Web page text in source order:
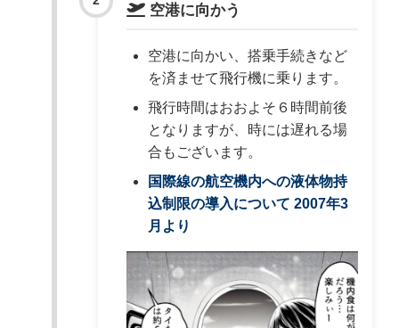
空港に向かう
空港に向かい、搭乗手続きなど
を済ませて飛行機に乗ります。
飛行時間はおおよそ６時間前後
となりますが、時には遅れる場
合もございます。
国際線の航空機内への液体物持
込制限の導入について 2007年3
月より